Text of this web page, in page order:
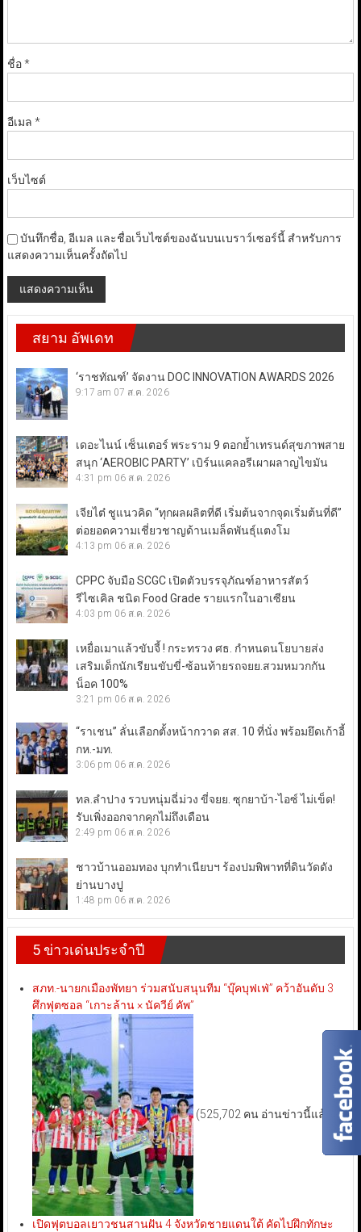
ชื่อ*
อีเมล *
เว็บไซต์
บันทึกชื่อ, อีเมล และชื่อเว็บไซต์ของฉันบนเบราว์เซอร์นี้ สำหรับการ
แสดงความเห็นครั้งถัดไป
สยาม อัพเดท
‘ราชทัณฑ์’ จัดงาน DOC INNOVATION AWARDS 2026
9:17 am 07 ส.ค. 2026
เดอะไนน์ เซ็นเตอร์ พระราม 9 ตอกย้ำเทรนด์สุขภาพสาย
สนุก ‘AEROBIC PARTY’ เบิร์นแคลอรีเผาผลาญไขมัน
4:31 pm 06 ส.ค. 2026
เจียไต๋ ชูแนวคิด “ทุกผลผลิตที่ดี เริ่มต้นจากจุดเริ่มต้นที่ดี”
ต่อยอดความเชี่ยวชาญด้านเมล็ดพันธุ์แตงโม
4:13 pm 06 ส.ค. 2026
CPPC จับมือ SCGC เปิดตัวบรรจุภัณฑ์อาหารสัตว์
รีไซเคิล ชนิด Food Grade รายแรกในอาเซียน
4:03 pm 06 ส.ค. 2026
เหยื่อเมาแล้วขับจี้ ! กระทรวง ศธ. กำหนดนโยบายส่ง
เสริมเด็กนักเรียนขับขี่-ซ้อนท้ายรถจยย.สวมหมวกกัน
น็อค 100%
3:21 pm 06 ส.ค. 2026
“ราเชน” ลั่นเลือกตั้งหน้ากวาด สส. 10 ที่นั่ง พร้อมยึดเก้าอี้
กห.-มท.
3:06 pm 06 ส.ค. 2026
ทล.ลำปาง รวบหนุ่มฉี่ม่วง ขี่จยย. ซุกยาบ้า-ไอซ์ ไม่เข็ด!
รับเพิ่งออกจากคุกไม่ถึงเดือน
2:49 pm 06 ส.ค. 2026
ชาวบ้านออมทอง บุกทำเนียบฯ ร้องปมพิพาทที่ดินวัดดัง
ย่านบางปู
1:48 pm 06 ส.ค. 2026
5 ข่าวเด่นประจำปี
สภท.-นายกเมืองพัทยา ร่วมสนับสนุนทีม “บุ๊คบุฟเฟ่” คว้าอันดับ 3
ศึกฟุตซอล “เกาะล้าน × นัควีย์ คัพ”
(525,702 คน อ่านข่าวนี้แล้ว)
เปิดฟุตบอลเยาวชนสานฝัน 4 จังหวัดชายแดนใต้ คัดไปฝึกทักษะ